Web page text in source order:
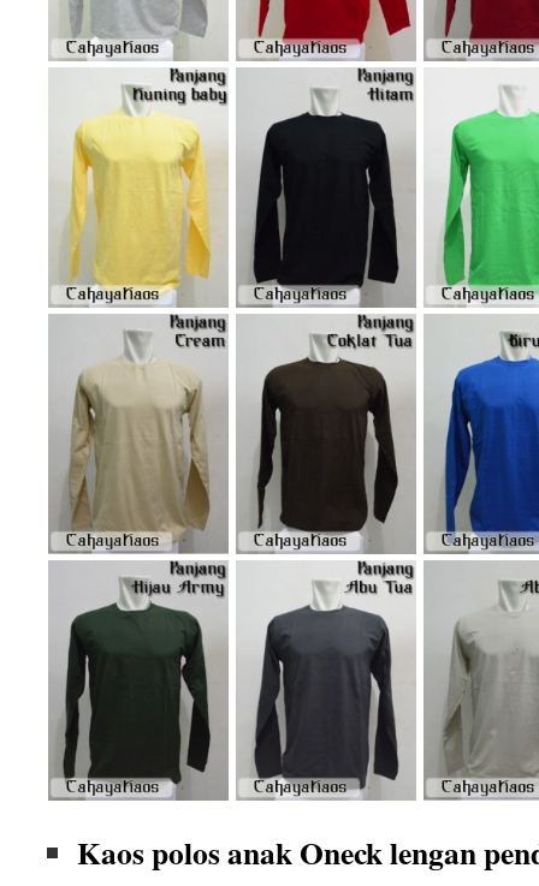
Kaos polos anak Oneck lengan